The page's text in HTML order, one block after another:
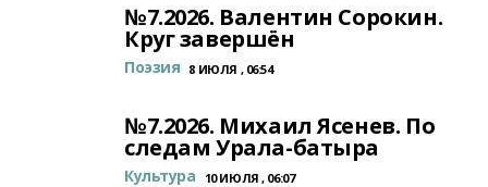
№7.2026. Валентин Сорокин.
Круг завершён
Поэзия 8 ИЮЛЯ , 06:54
№7.2026. Михаил Ясенев. По
следам Урала-батыра
Культура 10 ИЮЛЯ , 06:07